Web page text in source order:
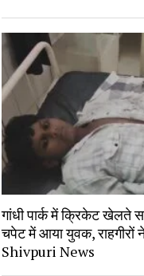
गांधी पार्क में क्रिकेट खेलते
चपेट में आया युवक, राहगीरों
Shivpuri News